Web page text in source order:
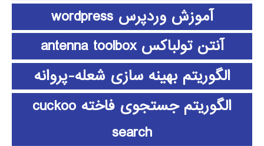
آموزش وردپرس wordpress
آنتن تولباکس antenna toolbox
الگوریتم بهینه سازی شعله-پروانه
الگوریتم جستجوی فاخته cuckoo
search